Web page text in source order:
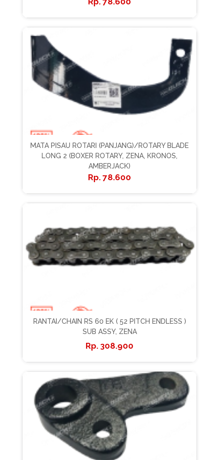
MATA PISAU ROTARI (PANJANG)/ROTARY BLADE
LONG 2 (BOXER ROTARY, ZENA, KRONOS,
AMBERJACK)
78.600
RANTAI/CHAIN RS 60 EK ( 52 PITCH ENDLESS )
SUB ASSY, ZENA
308.900